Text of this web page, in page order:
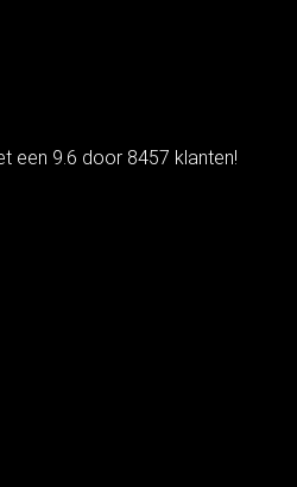
een 9.6 door 8457 klanten!